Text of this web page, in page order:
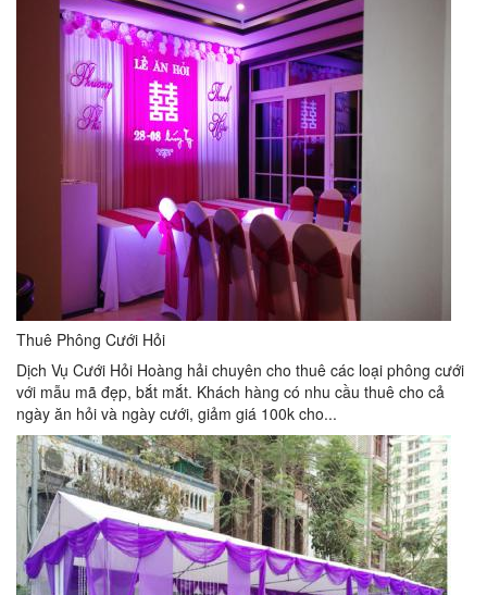
Thuê Phông Cưới Hỏi
Dịch Vụ Cưới Hỏi Hoàng hải chuyên cho thuê các loại phông cưới
với mẫu mã đẹp, bắt mắt. Khách hàng có nhu cầu thuê cho cả
ngày ăn hỏi và ngày cưới, giảm giá 100k cho...